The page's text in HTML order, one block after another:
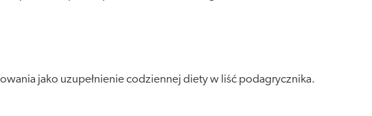
jako uzupełnienie codziennej diety w liść podagrycznika.